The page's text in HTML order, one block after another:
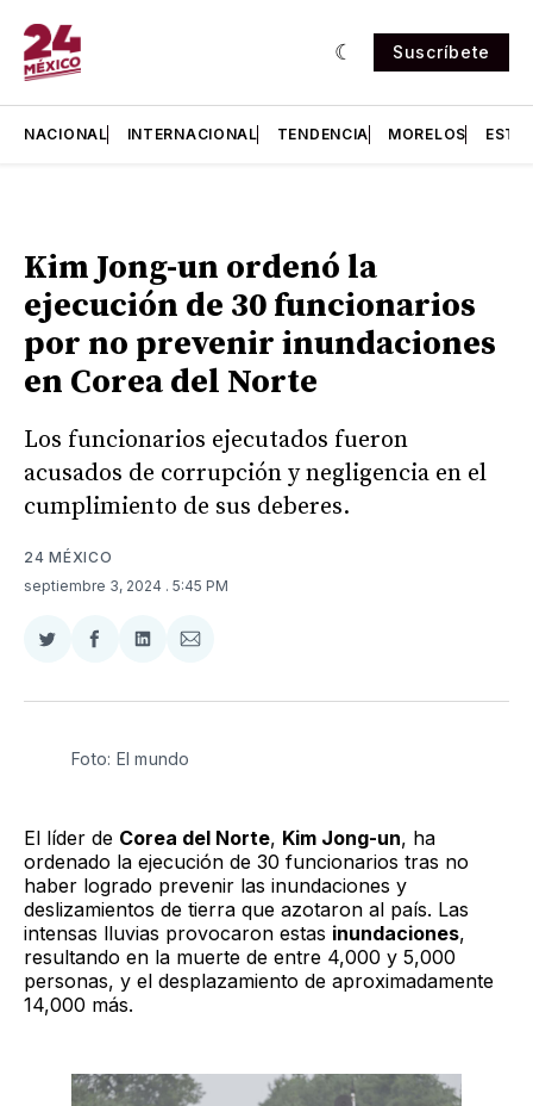
Suscríbete
NACIONAL INTERNACIONAL TENDENCIA MORELOS
Kim Jong-un ordenó la
ejecución de 30 funcionarios
por no prevenir inundaciones
en Corea del Norte
Los funcionarios ejecutados fueron
acusados de corrupción y negligencia en el
cumplimiento de sus deberes.
24 MÉXICO
septiembre 3, 2024 . 5:45 PM
Compartir
Twitter
Compartir
Facebook
Compartir
LinkedIn
Compartir
Email
Foto: El mundo
El líder de Corea del Norte, Kim Jong-un, ha
ordenado la ejecución de 30 funcionarios tras no
haber logrado prevenir las inundaciones y
deslizamientos de tierra que azotaron al país. Las
intensas lluvias provocaron estas inundaciones,
resultando en la muerte de entre 4,000 y 5,000
personas, y el desplazamiento de aproximadamente
14,000 más.